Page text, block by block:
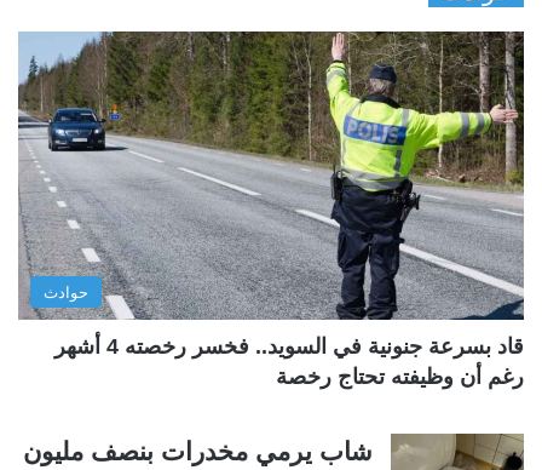
ح
ة
ا
ل
س
ا
ب
ق
ة
ح
ة
ا
ل
ت
ا
ل
ي
ة
حوادث
قاد بسرعة جنونية في السويد.. فخسر رخصته 4 أشهر
رغم أن وظيفته تحتاج رخصة
شاب يرمي مخدرات بنصف مليون